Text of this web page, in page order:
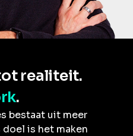
realiteit.
.
bestaat uit meer
is het maken